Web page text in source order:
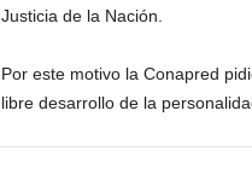
Justicia de la Nación.
Por este motivo la Conapred
libre desarrollo de la